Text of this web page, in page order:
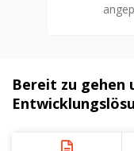
Bereit zu gehen